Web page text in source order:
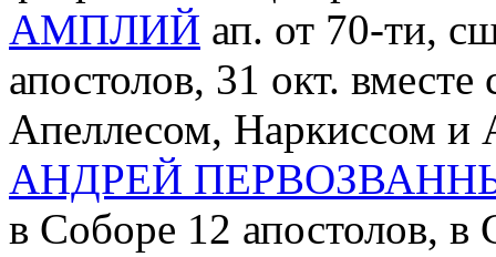
АМПЛИЙ ап. от 70-ти,
апостолов, 31 окт.
Апеллесом, Наркиссом и
АНДРЕЙ
в Соборе 12 апостолов, в